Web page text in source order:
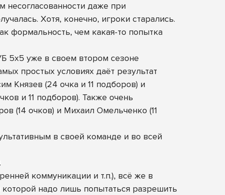
несогласованности даже при
Хотя, конечно, игроки старались.
формальность, чем какая-то попытка
5х5 уже в своем втором сезоне
простых условиях даёт результат
Князев (24 очка и 11 подборов) и
и 11 подборов). Также очень
(14 очков) и Михаил Омельченко (11
в своей команде и во всей
.
коммуникации и т.п.), всё же в
надо лишь попытаться разрешить